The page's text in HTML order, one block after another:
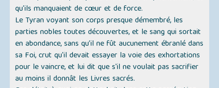
qu'ils manquaient de cœur et de force.
Le Tyran voyant son corps presque démembré, les
parties nobles toutes découvertes, et le sang qui sortait
en abondance, sans qu’il ne fût aucunement ébranlé dans
sa Foi, crut qu'il devait essayer la voie des exhortations
pour le vaincre, et lui dit que s'il ne voulait pas sacrifier
au moins il donnât les Livres sacrés.